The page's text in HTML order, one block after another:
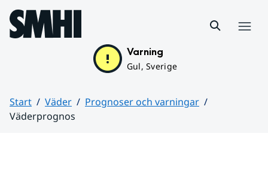
Hoppa till sidans innehåll
Varning
Gul, Sverige
Start Väder
Prognoser och varningar
Väderprognos